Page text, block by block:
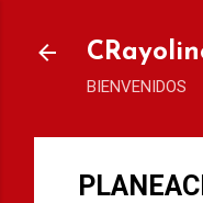
BIENVENIDOS